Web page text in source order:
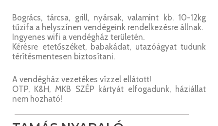
Bogrács, tárcsa, grill, nyársak, valamint kb. 10-12kg
tűzifa a helyszínen vendégeink rendelkezésre állnak.
Ingyenes wifi a vendégház területén.
Kérésre etetőszéket, babakádat, utazóágyat tudunk
térítésmentesen biztosítani.
A vendégház vezetékes vízzel ellátott!
OTP, K&H, MKB SZÉP kártyát elfogadunk, háziállat
nem hozható!